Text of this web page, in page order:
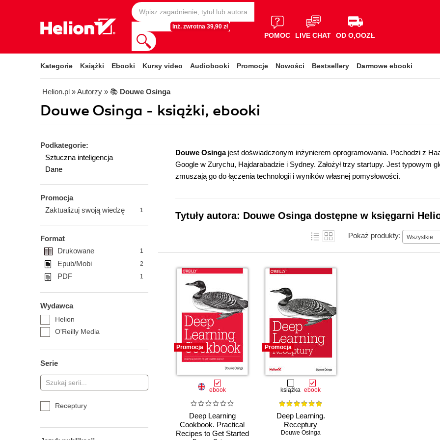
Inż. zwrotna 39,90 zł
POMOC LIVE CHAT OD O,OOZŁ
Kategorie Książki Ebooki Kursy video Audiobooki Promocje Nowości Bestsellery Darmowe ebooki
Helion.pl » Autorzy » 📚 Douwe Osinga
Douwe Osinga - książki, ebooki
Podkategorie:
Sztuczna inteligencja
Dane
Promocja
Zaktualizuj swoją wiedzę
1
Format
Drukowane
1
Epub/Mobi 2
PDF 1
Wydawca
Helion
O'Reilly Media
Serie
Receptury
Douwe Osingajest doświadczonym inżynierem oprogramowania. Pochodzi z
Google w Zurychu, Hajdarabadzie i Sydney. Założył trzy startupy. Jest typowym
zmuszają go do łączenia technologii i wyników własnej pomysłowości.
Tytuły autora: Douwe Osinga dostępne w księgarni
Pokaż produkty: Wszystkie
Promocja
ebook
Deep Learning
Cookbook. Practical
Recipes to Get Started
Promocja
książka ebook
Deep Learning.
Receptury
Douwe Osinga